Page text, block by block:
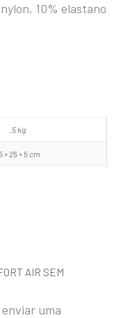
10% elastano
,5 kg
× 25 × 5 cm
AIR SEM
uma